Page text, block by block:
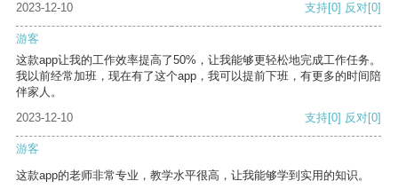
2023-12-10 支持[0] 反对[0]
游客
这款app让我的工作效率提高了50%，让我能够更轻松地完成工作任务。
我以前经常加班，现在有了这个app，我可以提前下班，有更多的时间陪
伴家人。
2023-12-10
支持[0] 反对[0]
游客
这款app的老师非常专业，教学水平很高，让我能够学到实用的知识。